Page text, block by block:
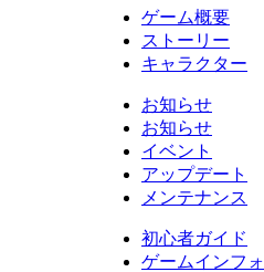
ゲーム概要
ストーリー
キャラクター
お知らせ
お知らせ
イベント
アップデート
メンテナンス
初心者ガイド
ゲームインフォ